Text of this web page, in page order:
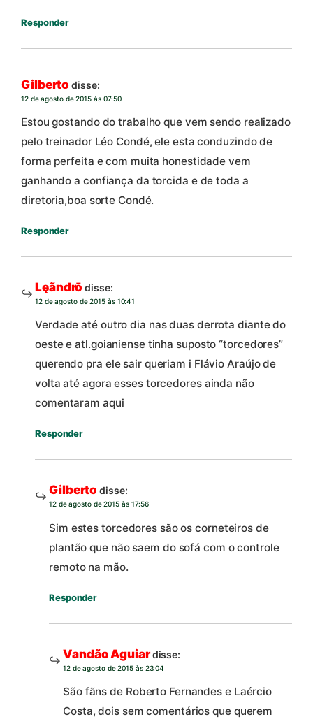
Responder
Gilberto disse:
12 de agosto de 2015 às 07:50
Estou gostando do trabalho que vem sendo realizado
pelo treinador Léo Condé, ele esta conduzindo de
forma perfeita e com muita honestidade vem
ganhando a confiança da torcida e de toda a
diretoria,boa sorte Condé.
Responder
Lęãndrō disse:
12 de agosto de 2015 às 10:41
Verdade até outro dia nas duas derrota diante do
oeste e atl.goianiense tinha suposto “torcedores”
querendo pra ele sair queriam i Flávio Araújo de
volta até agora esses torcedores ainda não
comentaram aqui
Responder
Gilberto disse:
12 de agosto de 2015 às 17:56
Sim estes torcedores são os corneteiros de
plantão que não saem do sofá com o controle
remoto na mão.
Responder
Vandão Aguiardisse:
12 de agosto de 2015 às 23:04
São fãns de Roberto Fernandes e Laércio
Costa, dois sem comentários que querem